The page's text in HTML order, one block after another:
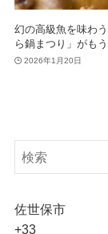
幻の高級魚を味わ
ら鍋まつり」がも
2026年1月20日
佐世保市
+33